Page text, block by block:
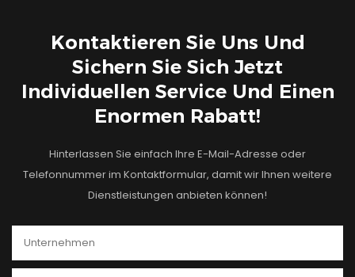
Kontaktieren Sie Uns Und
Sichern Sie Sich Jetzt
Individuellen Service Und Einen
Enormen Rabatt!
Hinterlassen Sie einfach Ihre E-Mail-Adresse oder
Telefonnummer im Kontaktformular, damit wir Ihnen weitere
Dienstleistungen anbieten können!
Unternehmen